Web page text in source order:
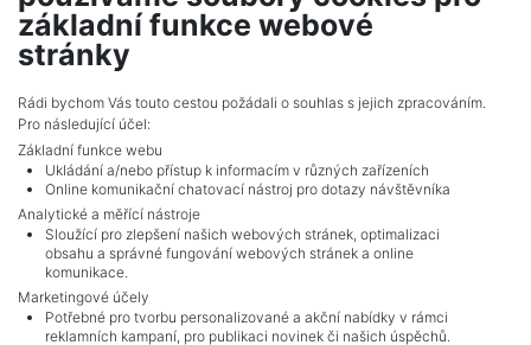
14,990,000 CZK (real estate) Price with
commision
základní funkce webové
stránky
Rádi bychom Vás touto cestou požádali o souhlas s jejich zpracováním.
Pro následující účel:
Základní funkce webu
Ukládání a/nebo přístup k informacím v různých zařízeních
Online komunikační chatovací nástroj pro dotazy návštěvníka
Analytické a měřící nástroje
Sloužící pro zlepšení našich webových stránek, optimalizaci
obsahu a správné fungování webových stránek a online
komunikace.
Marketingové účely
Potřebné pro tvorbu personalizované a akční nabídky v rámci
reklamních kampaní, pro publikaci novinek či našich úspěchů.